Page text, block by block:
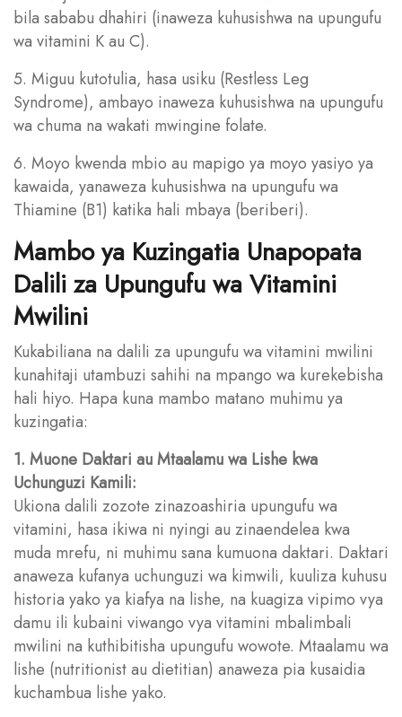
bila sababu dhahiri (inaweza kuhusishwa na upungufu
wa vitamini K au C).
5. Miguu kutotulia, hasa usiku (Restless Leg
Syndrome), ambayo inaweza kuhusishwa na upungufu
wa chuma na wakati mwingine folate.
6. Moyo kwenda mbio au mapigo ya moyo yasiyo ya
kawaida, yanaweza kuhusishwa na upungufu wa
Thiamine (B1) katika hali mbaya (beriberi).
Mambo ya Kuzingatia Unapopata
Dalili za Upungufu wa Vitamini
Mwilini
Kukabiliana na dalili za upungufu wa vitamini mwilini
kunahitaji utambuzi sahihi na mpango wa kurekebisha
hali hiyo. Hapa kuna mambo matano muhimu ya
kuzingatia:
1. Muone Daktari au Mtaalamu wa Lishe kwa
Uchunguzi Kamili:
Ukiona dalili zozote zinazoashiria upungufu wa
vitamini, hasa ikiwa ni nyingi au zinaendelea kwa
muda mrefu, ni muhimu sana kumuona daktari. Daktari
anaweza kufanya uchunguzi wa kimwili, kuuliza kuhusu
historia yako ya kiafya na lishe, na kuagiza vipimo vya
damu ili kubaini viwango vya vitamini mbalimbali
mwilini na kuthibitisha upungufu wowote. Mtaalamu wa
lishe (nutritionist au dietitian) anaweza pia kusaidia
kuchambua lishe yako.